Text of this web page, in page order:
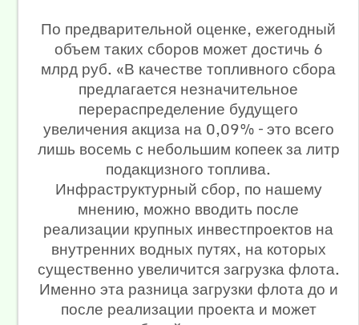
По предварительной оценке, ежегодный
объем таких сборов может достичь 6
млрд руб. «В качестве топливного сбора
предлагается незначительное
перераспределение будущего
увеличения акциза на 0,09% – это всего
лишь восемь с небольшим копеек за литр
подакцизного топлива.
Инфраструктурный сбор, по нашему
мнению, можно вводить после
реализации крупных инвестпроектов на
внутренних водных путях, на которых
существенно увеличится загрузка флота.
Именно эта разница загрузки флота до и
после реализации проекта и может